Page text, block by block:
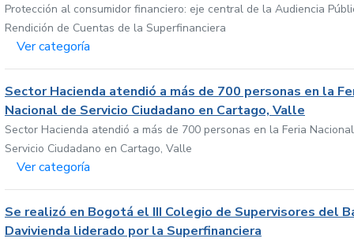
Protección al consumidor financiero: eje central de la Audiencia
Rendición de Cuentas de la Superfinanciera
Ver categoría
Sector Hacienda atendió a más de 700 personas en la
Nacional de Servicio Ciudadano en Cartago, Valle
Sector Hacienda atendió a más de 700 personas en la Feria
Servicio Ciudadano en Cartago, Valle
Ver categoría
Se realizó en Bogotá el III Colegio de Supervisores del
Davivienda liderado por la Superfinanciera